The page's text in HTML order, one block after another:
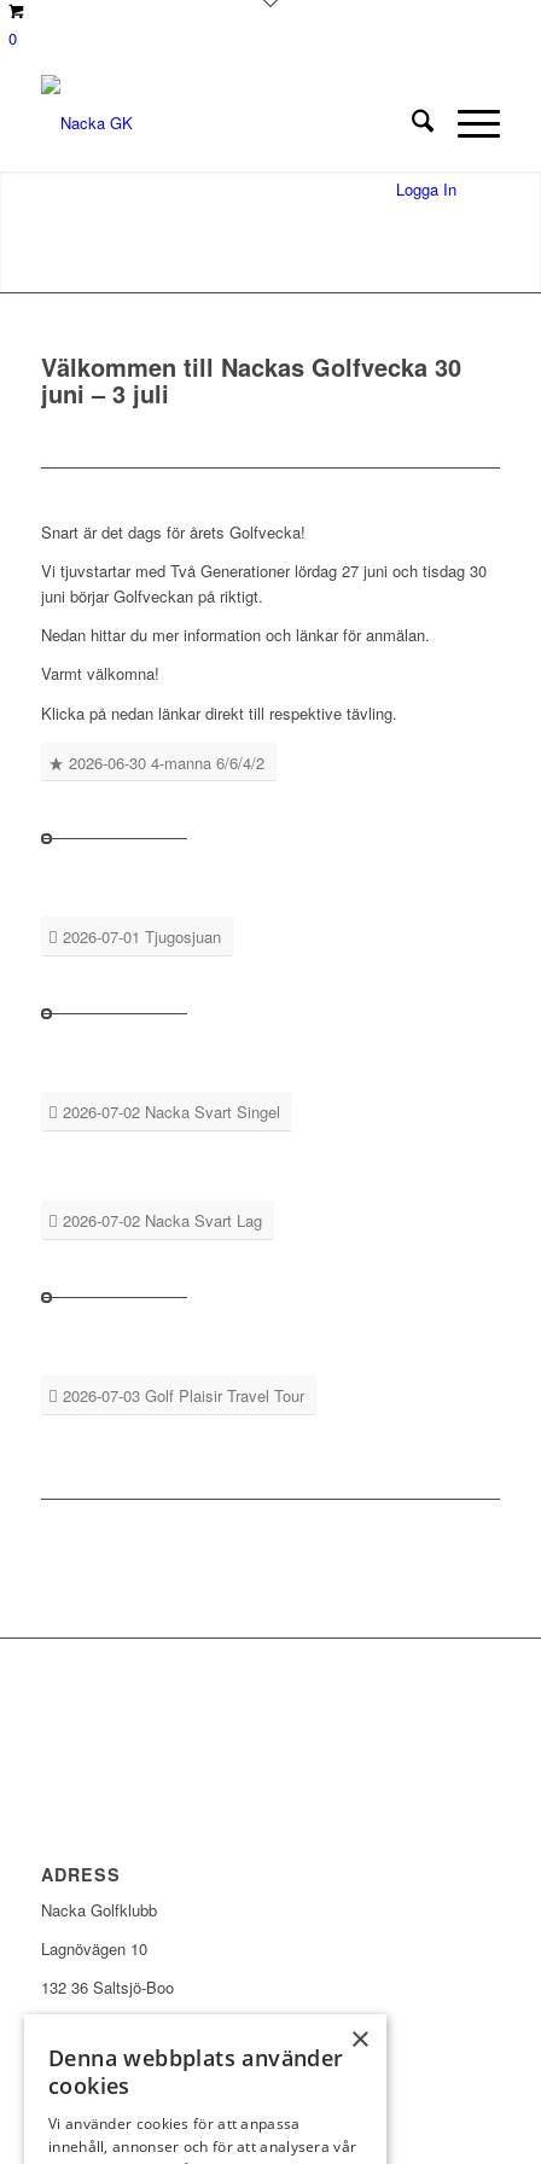
0
Logga In
Välkommen till Nackas Golfvecka 30
juni – 3 juli
Snart är det dags för årets Golfvecka!
Vi tjuvstartar med Två Generationer lördag 27 juni och tisdag 30
juni börjar Golfveckan på riktigt.
Nedan hittar du mer information och länkar för anmälan.
Varmt välkomna!
Klicka på nedan länkar direkt till respektive tävling.
2026-06-30 4-manna 6/6/4/2
2026-07-01 Tjugosjuan
2026-07-02 Nacka Svart Singel
2026-07-02 Nacka Svart Lag
2026-07-03 Golf Plaisir Travel Tour
ADRESS
Nacka Golfklubb
Lagnövägen 10
132 36 Saltsjö-Boo
KONTAKT
×
Denna webbplats använder
cookies
Vi använder cookies för att anpassa
innehåll, annonser och för att analysera vår